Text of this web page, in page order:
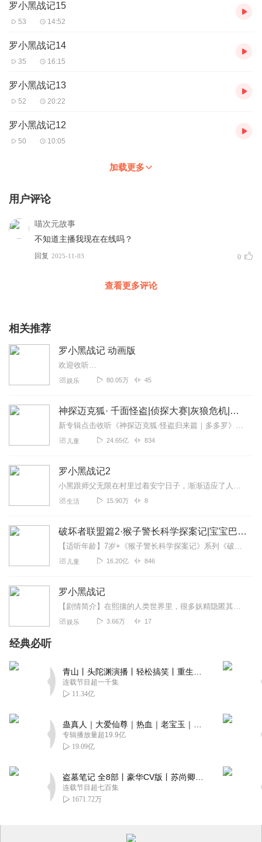
罗小黑战记15
53 14:52
罗小黑战记14
35 16:15
罗小黑战记13
52 20:22
罗小黑战记12
50 10:05
加载更多
用户评论
喵次元故事
不知道主播我现在在线吗？
回复 2025-11-03 0
查看更多评论
相关推荐
罗小黑战记 动画版
欢迎收听…
娱乐 80.05万 45
神探迈克狐· 千面怪盗|侦探大赛|灰狼危机|多多罗
新专辑点击收听《神探迈克狐·怪盗归来篇｜多多罗》！！！>>>点击进入主播橱窗购买《神探迈克狐》系列图书吧!<<<多多罗故事【点击前往】收听多多罗其他好玩有趣的故...
儿童 24.65亿 834
罗小黑战记2
小黑跟师父无限在村里过着安宁日子，渐渐适应了人类世界的生活。两年后，妖灵会馆突然被袭击，无限和小黑接到任务前往会馆。在调查过程中，小黑与素未谋面的师姐鹿野携手破...
生活 15.90万 8
破坏者联盟篇2·猴子警长科学探案记|宝宝巴士故事
【适听年龄】7岁+《猴子警长科学探案记》系列《破坏者联盟篇1·猴子警长科学探案记》>>>《破坏者联盟篇2·猴子警长科学探案记》>>>《破坏者联盟篇3·猴子警长科...
儿童 16.20亿 846
罗小黑战记
【剧情简介】在熙攘的人类世界里，很多妖精隐匿其中，他们与人类相安无事地生活着。猫妖罗小黑因为家园被破坏，开始了它的流浪之旅。这场旅途中惺惺相惜的妖精同类与和谐包...
娱乐 3.66万 17
经典必听
连载节目超一千集
11.34亿
专辑播放量超19.9亿
19.09亿
连载节目超七百集
1671.72万